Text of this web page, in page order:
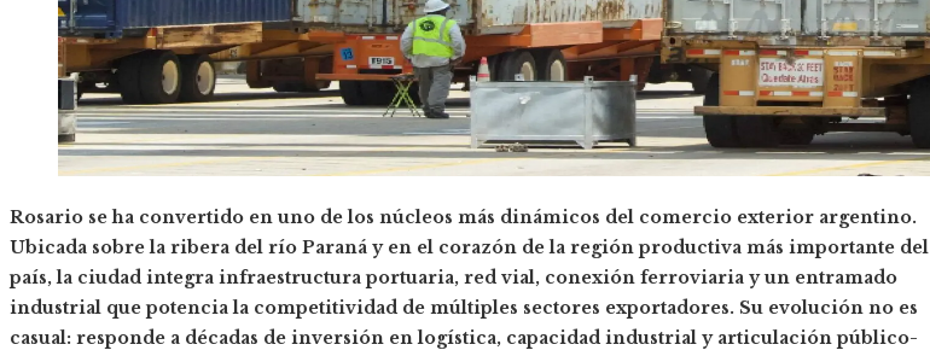
Rosario se ha convertido en uno de los núcleos más dinámicos del comercio exterior argentino.
Ubicada sobre la ribera del río Paraná y en el corazón de la región productiva más importante del
país, la ciudad integra infraestructura portuaria, red vial, conexión ferroviaria y un entramado
industrial que potencia la competitividad de múltiples sectores exportadores. Su evolución no es
casual: responde a décadas de inversión en logística, capacidad industrial y articulación público-